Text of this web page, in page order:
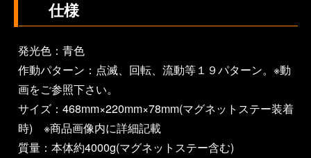
仕様
発光色：青色
作動パターン：点滅、回転、流動等１９パターン。※動
画をご参照下さい。
サイズ：468mm×220mm×78mm(マグネットステー装着
時) ※商品画像内に詳細記載
質量：本体約4000g(マグネットステー含む)